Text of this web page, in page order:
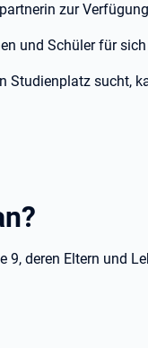
zur Verfügung
und Schüler für
Studienplatz sucht,
9, deren Eltern und